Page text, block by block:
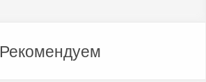
Рекомендуем